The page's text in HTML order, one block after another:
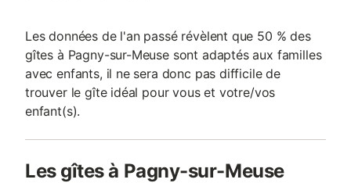
Les données de l'an passé révèlent que 50 % des
gîtes à Pagny-sur-Meuse sont adaptés aux familles
avec enfants, il ne sera donc pas difficile de
trouver le gîte idéal pour vous et votre/vos
enfant(s).
Les gîtes à Pagny-sur-Meuse